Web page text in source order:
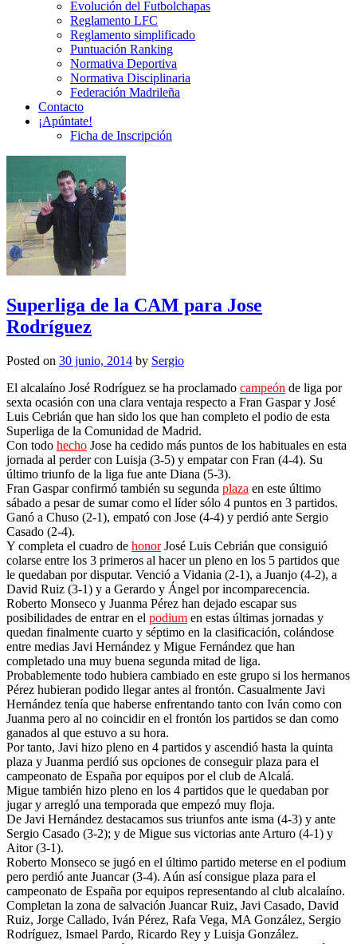
Evolución del Futbolchapas
Reglamento LFC
Reglamento simplificado
Puntuación Ranking
Normativa Deportiva
Normativa Disciplinaria
Federación Madrileña
Contacto
¡Apúntate!
Ficha de Inscripción
Superliga de la CAM para Jose
Rodríguez
Posted on 30 junio, 2014 by Sergio
El alcalaíno José Rodríguez se ha proclamado campeón de liga por
sexta ocasión con una clara ventaja respecto a Fran Gaspar y José
Luis Cebrián que han sido los que han completo el podio de esta
Superliga de la Comunidad de Madrid.
Con todo hecho Jose ha cedido más puntos de los habituales en esta
jornada al perder con Luisja (3-5) y empatar con Fran (4-4). Su
último triunfo de la liga fue ante Diana (5-3).
Fran Gaspar confirmó también su segunda plaza en este último
sábado a pesar de sumar como el líder sólo 4 puntos en 3 partidos.
Ganó a Chuso (2-1), empató con Jose (4-4) y perdió ante Sergio
Casado (2-4).
Y completa el cuadro de honorJosé Luis Cebrián que consiguió
colarse entre los 3 primeros al hacer un pleno en los 5 partidos que
le quedaban por disputar. Venció a Vidania (2-1), a Juanjo (4-2), a
David Ruiz (3-1) y a Gerardo y Ángel por incomparecencia.
Roberto Monseco y Juanma Pérez han dejado escapar sus
posibilidades de entrar en el podium en estas últimas jornadas y
quedan finalmente cuarto y séptimo en la clasificación, colándose
entre medias Javi Hernández y Migue Fernández que han
completado una muy buena segunda mitad de liga.
Probablemente todo hubiera cambiado en este grupo si los hermanos
Pérez hubieran podido llegar antes al frontón. Casualmente Javi
Hernández tenía que haberse enfrentando tanto con Iván como con
Juanma pero al no coincidir en el frontón los partidos se dan como
ganados al que estuvo a su hora.
Por tanto, Javi hizo pleno en 4 partidos y ascendió hasta la quinta
plaza y Juanma perdió sus opciones de conseguir plaza para el
campeonato de España por equipos por el club de Alcalá.
Migue también hizo pleno en los 4 partidos que le quedaban por
jugar y arregló una temporada que empezó muy floja.
De Javi Hernández destacamos sus triunfos ante isma (4-3) y ante
Sergio Casado (3-2); y de Migue sus victorias ante Arturo (4-1) y
Aitor (3-1).
Roberto Monseco se jugó en el último partido meterse en el podium
pero perdió ante Juancar (3-4). Aún así consigue plaza para el
campeonato de España por equipos representando al club alcalaíno.
Completan la zona de salvación Juancar Ruiz, Javi Casado, David
Ruiz, Jorge Callado, Iván Pérez, Rafa Vega, MA González, Sergio
Rodríguez, Ismael Pardo, Ricardo Rey y Luisja González.